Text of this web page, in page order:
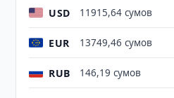
USD 11915,64 сумов
EUR 13749,46 сумов
RUB 146,19 сумов